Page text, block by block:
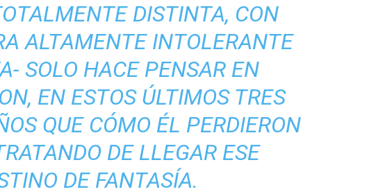
DISTINTA, CON
ALTAMENTE INTOLERANTE
SOLO HACE PENSAR EN
EN ESTOS ÚLTIMOS TRES
QUE CÓMO ÉL PERDIERON
DE LLEGAR ESE
DE FANTASÍA.